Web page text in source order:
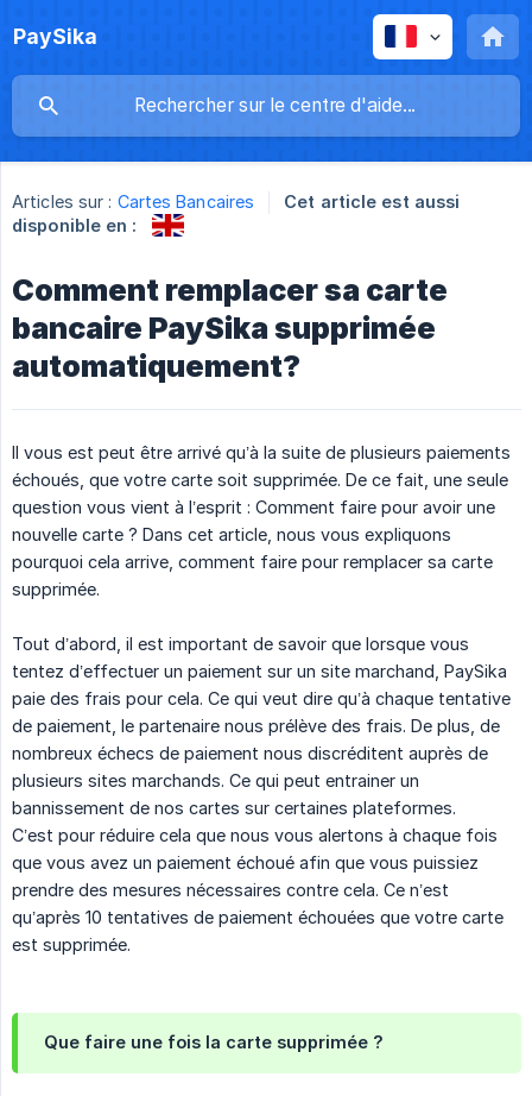
PaySika
Articles sur : Cartes Bancaires
Cet article est aussi
disponible en :
Comment remplacer sa carte
bancaire PaySika supprimée
automatiquement?
Il vous est peut être arrivé qu’à la suite de plusieurs paiements
échoués, que votre carte soit supprimée. De ce fait, une seule
question vous vient à l’esprit : Comment faire pour avoir une
nouvelle carte ? Dans cet article, nous vous expliquons
pourquoi cela arrive, comment faire pour remplacer sa carte
supprimée.
Tout d’abord, il est important de savoir que lorsque vous
tentez d’effectuer un paiement sur un site marchand, PaySika
paie des frais pour cela. Ce qui veut dire qu’à chaque tentative
de paiement, le partenaire nous prélève des frais. De plus, de
nombreux échecs de paiement nous discréditent auprès de
plusieurs sites marchands. Ce qui peut entrainer un
bannissement de nos cartes sur certaines plateformes.
C’est pour réduire cela que nous vous alertons à chaque fois
que vous avez un paiement échoué afin que vous puissiez
prendre des mesures nécessaires contre cela. Ce n’est
qu’après 10 tentatives de paiement échouées que votre carte
est supprimée.
Que faire une fois la carte supprimée ?